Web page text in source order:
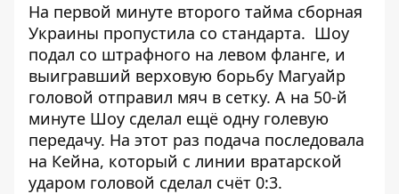
На первой минуте второго тайма сборная
Украины пропустила со стандарта. Шоу
подал со штрафного на левом фланге, и
выигравший верховую борьбу Магуайр
головой отправил мяч в сетку. А на 50-й
минуте Шоу сделал ещё одну голевую
передачу. На этот раз подача последовала
на Кейна, который с линии вратарской
ударом головой сделал счёт 0:3.